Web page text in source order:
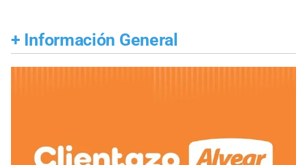
+ Información General